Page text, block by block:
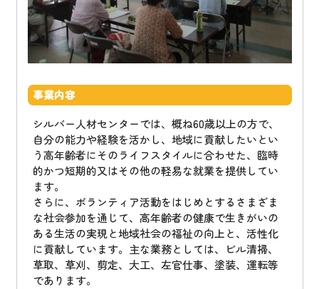
事業内容
シルバー人材センターでは、概ね60歳以上の方で、
自分の能力や経験を活かし、地域に貢献したいとい
う高年齢者にそのライフスタイルに合わせた、臨時
的かつ短期的又はその他の軽易な就業を提供してい
ます。
さらに、ボランティア活動をはじめとするさまざま
な社会参加を通じて、高年齢者の健康で生きがいの
ある生活の実現と地域社会の福祉の向上と、活性化
に貢献しています。主な業務としては、ビル清掃、
草取、草刈、剪定、大工、左官仕事、塗装、運転等
であります。